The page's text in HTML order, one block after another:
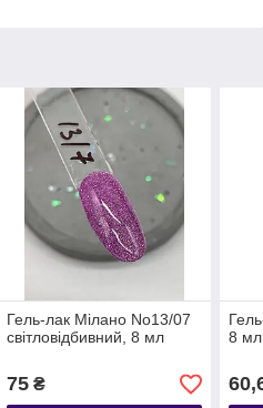
Гель-лак Мілано No13/07
світловідбивний, 8 мл
75₴
8 мл